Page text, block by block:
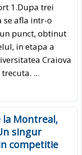
1.Dupa trei
afla intr-o
punct, obtinut
in etapa a
Craiova
...
la Montreal,
singur
competitie